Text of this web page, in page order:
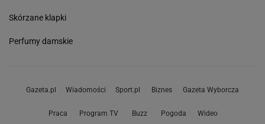
Skórzane klapki
Perfumy damskie
Gazeta.pl Wiadomości Sport.pl Biznes Gazeta Wyborcza
Praca Program TV Buzz Pogoda Wideo